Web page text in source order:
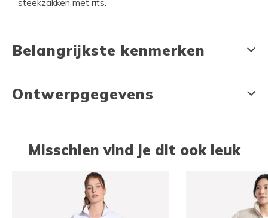
steekzakken met rits.
Belangrijkste kenmerken
Ontwerpgegevens
Misschien vind je dit ook leuk